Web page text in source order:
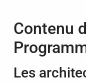
Contenu
Les